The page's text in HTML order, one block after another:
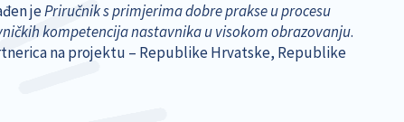
jePriručnik s primjerima dobre prakse u procesu
kompetencija nastavnika u visokom obrazovanju.
na projektu – Republike Hrvatske, Republike